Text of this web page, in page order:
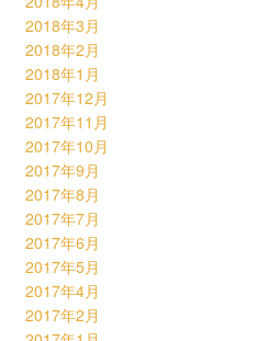
2018年3月
2018年2月
2018年1月
2017年12月
2017年11月
2017年10月
2017年9月
2017年8月
2017年7月
2017年6月
2017年5月
2017年4月
2017年2月